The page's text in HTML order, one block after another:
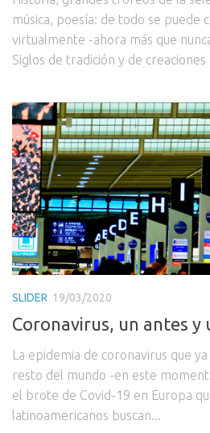
música, poesía: de todo se puede
virtualmente -ahora más que
Siglos de tradición y de creaciones
SLIDER 19/03/2020
Coronavirus, un antes y
La epidemia de coronavirus que
resto del mundo -en este
el brote de Covid-19 en Europa
latinoamericanos buscan...